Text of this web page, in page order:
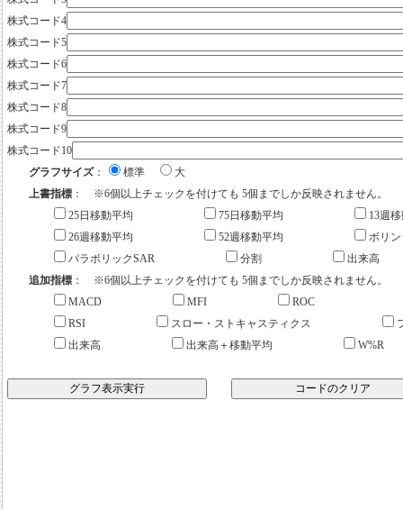
株式コード4
株式コード5
株式コード6
株式コード7
株式コード8
株式コード9
株式コード10
グラフサイズ： 標準
大
上書指標 ： ※6個以上チェックを付けても 5個までしか反映されません。
25日移動平均
75日移動平均
13週
26週移動平均
52週移動平均
ボリ
パラボリックSAR
分割
出来高
追加指標 ： ※6個以上チェックを付けても 5個までしか反映されません。
MACD
MFI
ROC
RSI
スロー・ストキャスティクス
出来高
出来高＋移動平均 W%R